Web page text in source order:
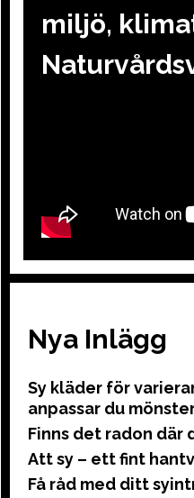
miljö,
Nya Inlägg
Sy kläder för
anpassar du
Finns det radon där
Att sy – ett fint
Få råd med ditt